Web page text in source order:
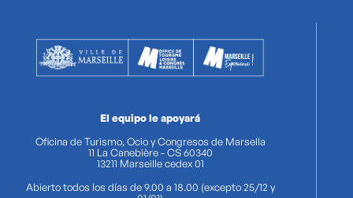
El equipo le apoyará
Oficina de Turismo, Ocio y Congresos de Marsella
11 La Canebière - CS 60340
13211 Marseille cedex 01
Abierto todos los días de 9.00 a 18.00 (excepto 25/12 y